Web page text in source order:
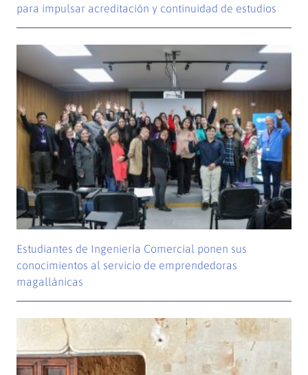
para impulsar acreditación y continuidad de estudios
Estudiantes de Ingeniería Comercial ponen sus
conocimientos al servicio de emprendedoras
magallánicas